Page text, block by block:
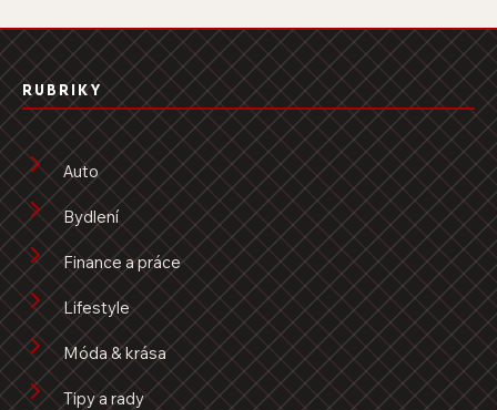
RUBRIKY
Auto
Bydlení
Finance a práce
Lifestyle
Móda & krása
Tipy a rady